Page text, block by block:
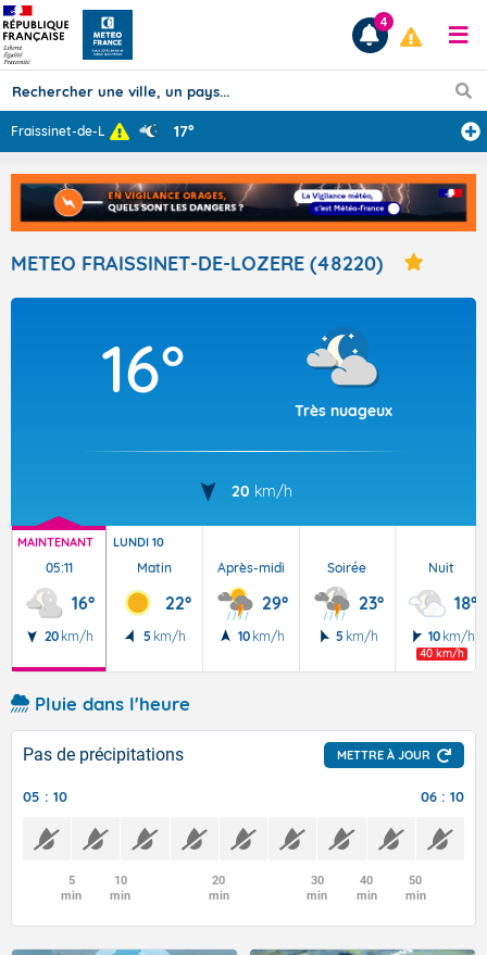
Prévisions
TOUS LES RÉSULTATS
Articles
4
Fraissinet-de-L ... 17°
METEO FRAISSINET-DE-LOZERE (48220)
16°
Très nuageux
20 km/h
MAINTENANT
05:11
16°
20 km/h
LUNDI 10
Matin
22°
5 km/h
Après-midi
29°
10 km/h
Soirée
23°
5 km/h
Nuit
18°
10 km/h
40 km/h
Pluie dans l'heure
Pas de précipitations METTRE À JOUR
05 : 10 06 : 10
5
min
10
min
20
min
30
min
40
min
50
min